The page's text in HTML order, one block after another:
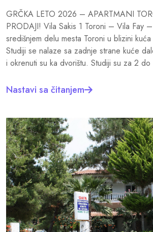
GRČKA LETO 2026 – APARTMANI
PRODAJI! Vila Sakis 1 Toroni – Vila Fay
središnjem delu mesta Toroni u blizini
Studiji se nalaze sa zadnje strane kuće
i okrenuti su ka dvorištu. Studiji su za 2
Nastavi sa čitanjem